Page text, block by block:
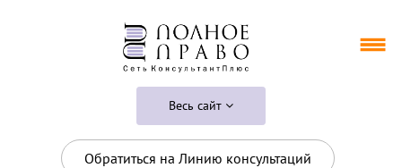
Весь сайт
Обратиться на Линию консультаций